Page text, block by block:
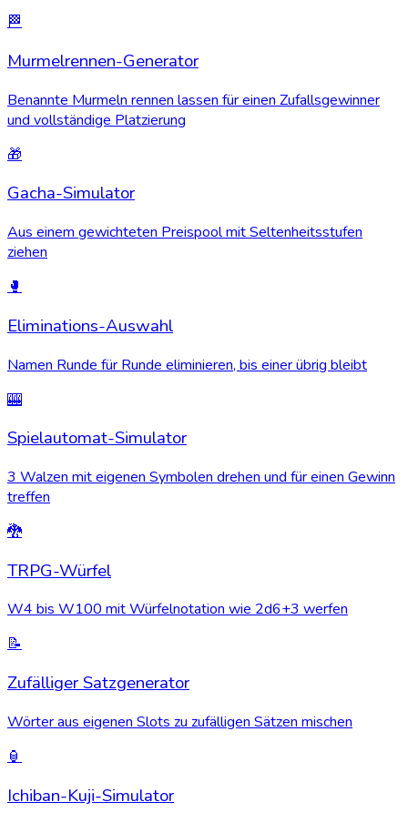
🏁
Murmelrennen-Generator
Benannte Murmeln rennen lassen für einen Zufallsgewinner
und vollständige Platzierung
🎁
Gacha-Simulator
Aus einem gewichteten Preispool mit Seltenheitsstufen
ziehen
🥊
Eliminations-Auswahl
Namen Runde für Runde eliminieren, bis einer übrig bleibt
🎰
Spielautomat-Simulator
3 Walzen mit eigenen Symbolen drehen und für einen Gewinn
treffen
🐉
TRPG-Würfel
W4 bis W100 mit Würfelnotation wie 2d6+3 werfen
📝
Zufälliger Satzgenerator
Wörter aus eigenen Slots zu zufälligen Sätzen mischen
🏮
Ichiban-Kuji-Simulator